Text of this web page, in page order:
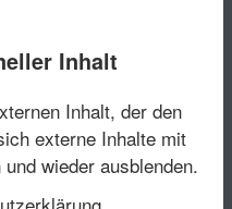
Inhalt
Inhalt, der den
externe Inhalte mit
wieder ausblenden.